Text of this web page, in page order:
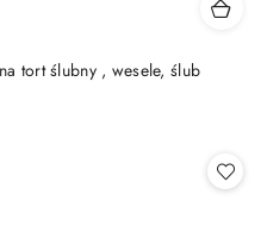
tort ślubny , wesele, ślub